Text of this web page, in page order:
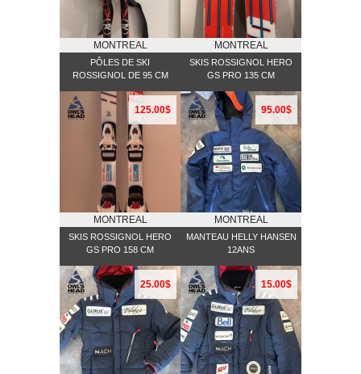
MONTREAL
PÔLES DE SKI
ROSSIGNOL DE 95 CM
MONTREAL
SKIS ROSSIGNOL HERO
GS PRO 135 CM
125.00$
MONTREAL
SKIS ROSSIGNOL HERO
GS PRO 158 CM
95.00$
MONTREAL
MANTEAU HELLY HANSEN
12ANS
25.00$ 15.00$